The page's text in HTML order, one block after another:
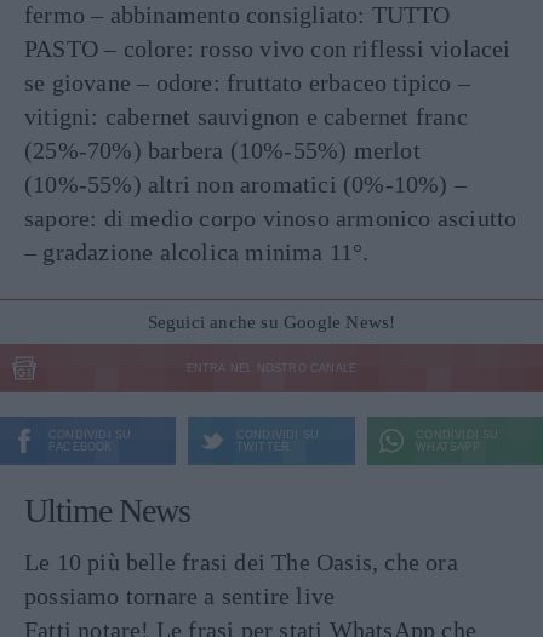
fermo – abbinamento consigliato: TUTTO
PASTO – colore: rosso vivo con riflessi violacei
se giovane – odore: fruttato erbaceo tipico –
vitigni: cabernet sauvignon e cabernet franc
(25%-70%) barbera (10%-55%) merlot
(10%-55%) altri non aromatici (0%-10%) –
sapore: di medio corpo vinoso armonico asciutto
– gradazione alcolica minima 11°.
Seguici anche su Google News!
ENTRA NEL NOSTRO CANALE
CONDIVIDI SU
FACEBOOK
CONDIVIDI SU
TWITTER
CONDIVIDI SU
WHATSAPP
Ultime News
Le 10 più belle frasi dei The Oasis, che ora
possiamo tornare a sentire live
Fatti notare! Le frasi per stati WhatsApp che